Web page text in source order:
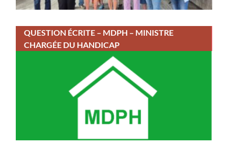
QUESTION ÉCRITE – MDPH – MINISTRE
CHARGÉE DU HANDICAP